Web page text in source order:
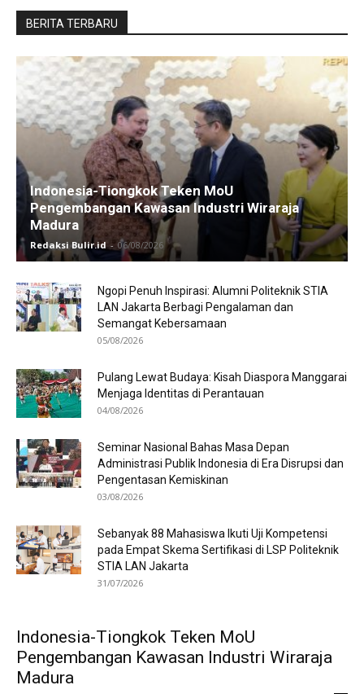
BERITA TERBARU
Indonesia-Tiongkok Teken MoU
Pengembangan Kawasan Industri Wiraraja
Madura
Redaksi Bulir.id - 06/08/2026
Ngopi Penuh Inspirasi: Alumni Politeknik STIA
LAN Jakarta Berbagi Pengalaman dan
Semangat Kebersamaan
05/08/2026
Pulang Lewat Budaya: Kisah Diaspora Manggarai
Menjaga Identitas di Perantauan
04/08/2026
Seminar Nasional Bahas Masa Depan
Administrasi Publik Indonesia di Era Disrupsi dan
Pengentasan Kemiskinan
03/08/2026
Sebanyak 88 Mahasiswa Ikuti Uji Kompetensi
pada Empat Skema Sertifikasi di LSP Politeknik
STIA LAN Jakarta
31/07/2026
Indonesia-Tiongkok Teken MoU
Pengembangan Kawasan Industri Wiraraja
Madura